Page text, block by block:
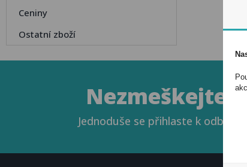
Ceniny
Ostatní zboží
Nezmeškejte
Jednoduše se přihlaste k odběru